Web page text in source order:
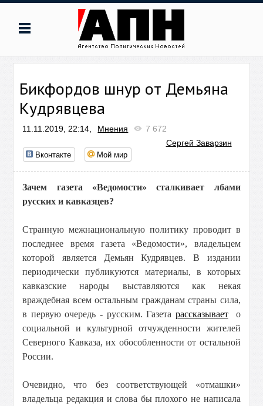
Бикфордов шнур от Демьяна
Кудрявцева
11.11.2019, 22:14, Мнения
7 672
Сергей Заварзин
Вконтакте Мой мир
Зачем газета «Ведомости» сталкивает лбами
русских и кавказцев?
Странную межнациональную политику проводит в
последнее время газета «Ведомости», владельцем
которой является Демьян Кудрявцев. В издании
периодически публикуются материалы, в которых
кавказские народы выставляются как некая
враждебная всем остальным гражданам страны сила,
в первую очередь - русским. Газета рассказываето
социальной и культурной отчужденности жителей
Северного Кавказа, их обособленности от остальной
России.
Очевидно, что без соответствующей «отмашки»
владельца редакция и слова бы плохого не написала